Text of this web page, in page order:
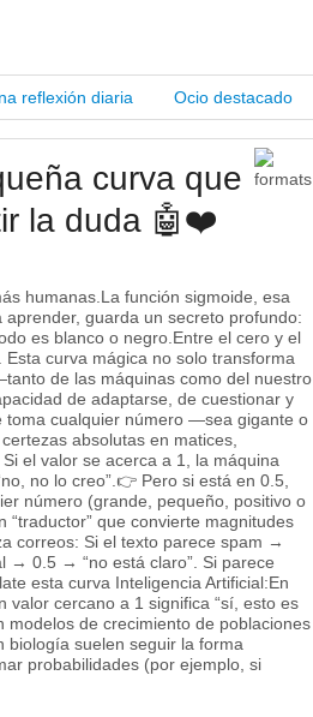
reflexión diaria Ocio destacado
curva que
la duda 🤖❤️
humanas.La función sigmoide, esa
aprender, guarda un secreto profundo:
es blanco o negro.Entre el cero y el
curva mágica no solo transforma
de las máquinas como del nuestro
de adaptarse, de cuestionar y
toma cualquier número —sea gigante o
absolutas en matices,
el valor se acerca a 1, la máquina
no lo creo”.👉 Pero si está en 0.5,
número (grande, pequeño, positivo o
que convierte magnitudes
correos: Si el texto parece spam →
→ 0.5 → “no está claro”. Si parece
esta curva Inteligencia Artificial:En
valor cercano a 1 significa “sí, esto es
modelos de crecimiento de poblaciones
biología suelen seguir la forma
probabilidades (por ejemplo, si